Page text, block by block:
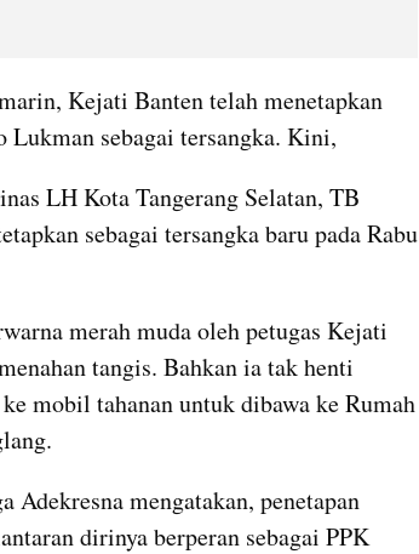
Kejati Banten telah menetapkan
Lukman sebagai tersangka. Kini,
LH Kota Tangerang Selatan, TB
sebagai tersangka baru pada Rabu
merah muda oleh petugas Kejati
tangis. Bahkan ia tak henti
mobil tahanan untuk dibawa ke Rumah
Adekresna mengatakan, penetapan
dirinya berperan sebagai PPK